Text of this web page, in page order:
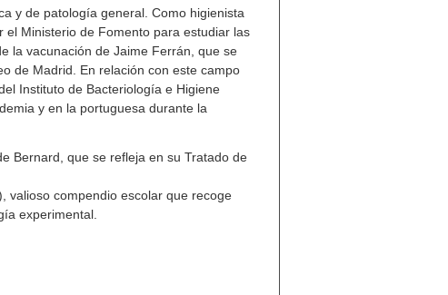
y de patología general. Como higienista
Ministerio de Fomento para estudiar las
la vacunación de Jaime Ferrán, que se
de Madrid. En relación con este campo
Instituto de Bacteriología e Higiene
y en la portuguesa durante la
Bernard, que se refleja en su Tratado de
valioso compendio escolar que recoge
experimental.